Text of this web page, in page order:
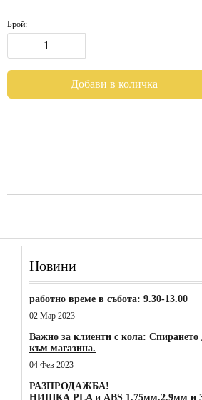
Брой:
Новини
работно време в събота: 9.30-13.00
02 Мар 2023
Важно за клиенти с кола: Спирането
към магазина.
04 Фев 2023
РАЗПРОДАЖБА!
НИШКА PLA и ABS 1.75мм,2.9мм и